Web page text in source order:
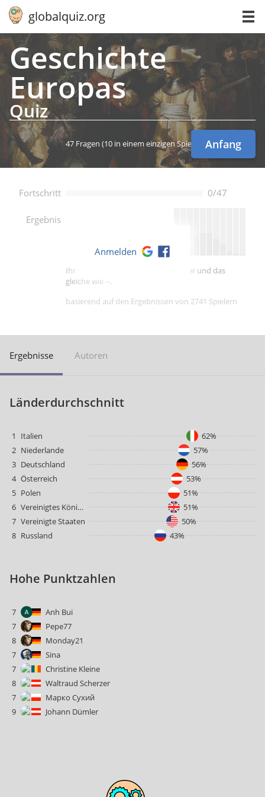
globalquiz.org
Ge­schich­te
Europas
Quiz
47 Fragen (10 in einem einzigen Spiel) Anfang
Fortschritt 0/47
Ergebnis
Ihre Punktzahl ist besser als -- Spieler und das
gleiche wie --.
basierend auf den Ergebnissen von 2741 Spielern
Anmelden
Ergebnisse Autoren
Länderdurchschnitt
1 Italien
62%
2 Niederlande
57%
3 Deutschland
56%
4 Österreich
53%
5 Polen
51%
6
Vereinigtes Königreich
51%
7 Vereinigte Staaten
50%
8 Russland 43%
Hohe Punktzahlen
7
Anh Bui
7
Pepe77
8
Monday21
7
Sina
7
Christine Kleine
8
Waltraud Scherzer
7
Марко Сухий
9
Johann Dümler